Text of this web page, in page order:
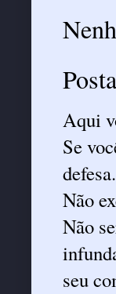
Aqui
Se
defesa.
Não
Não
seu